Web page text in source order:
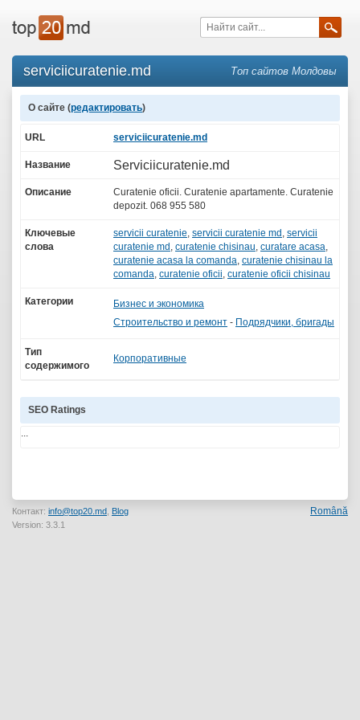
serviciicuratenie.md Топ сайтов Молдовы
О сайте (редактировать)
URL serviciicuratenie.md
Название Serviciicuratenie.md
Описание
Curatenie oficii. Curatenie apartamente. Curatenie
depozit. 068 955 580
Ключевые
слова
servicii curatenie, servicii curatenie md , servicii
curatenie md , curatenie chisinau, curatare acasa,
curatenie acasa la comanda, curatenie chisinau la
comanda, curatenie oficii, curatenie oficii chisinau
Категории
Бизнес и экономика
Строительство и ремонт - Подрядчики, бригады
Тип
содержимого
Корпоративные
SEO Ratings
...
Контакт: info@top20.md Blog
Version: 3.3.1
Română